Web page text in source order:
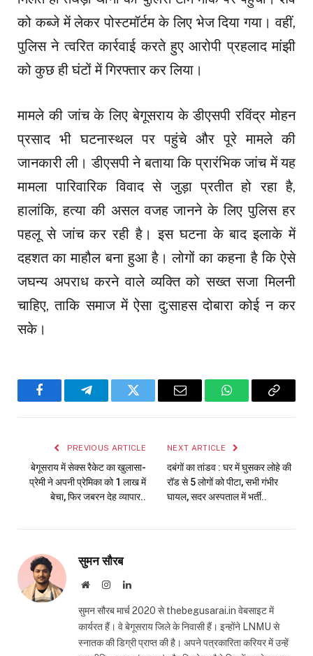
को कब्जे में लेकर पोस्टमॉर्टम के लिए भेज दिया गया। वहीं,
पुलिस ने त्वरित कार्रवाई करते हुए आरोपी प्रहलाद मांझी
को कुछ ही घंटों में गिरफ्तार कर लिया।
मामले की जांच के लिए बेगूसराय के डीएसपी रविंद्र मोहन
प्रसाद भी घटनास्थल पर पहुंचे और पूरे मामले की
जानकारी ली। डीएसपी ने बताया कि प्रारंभिक जांच में यह
मामला पारिवारिक विवाद से जुड़ा प्रतीत हो रहा है,
हालांकि, हत्या की असल वजह जानने के लिए पुलिस हर
पहलू से जांच कर रही है। इस घटना के बाद इलाके में
दहशत का माहौल बना हुआ है। लोगों का कहना है कि ऐसे
जघन्य अपराध करने वाले व्यक्ति को सख्त सजा मिलनी
चाहिए, ताकि समाज में ऐसा दु:साहस दोबारा कोई न कर
सके।
FacebookTelegramTwitter Email WhatsAppCopy
PREVIOUS ARTICLE
बेगूसराय में सेक्स रैकेट का खुलासा-
प्रेमी ने अपनी प्रेमिका को 1 लाख में
बेचा, फिर जबरन देह व्यापार..
NEXT ARTICLE
दबंगों का तांडव : घर में घुसकर लोहे की
रॉड से 5 लोगों को पीटा, सभी गंभीर
घायल, सदर अस्पताल में भर्ती..
सुमन सौरब
WebsiteInstagramLinkedIn
सुमन सौरब मार्च 2020 से thebegusarai.in वेबसाइट में
कार्यरत हैं। वे बेगूसराय जिले के निवासी हैं। इन्होंने LNMU से
स्नातक की डिग्री प्राप्त की है। अपने पत्रकारिता करियर में उन्हें